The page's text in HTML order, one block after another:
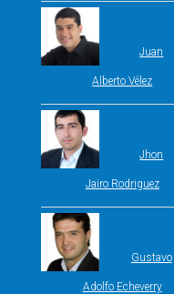
Juan
Alberto Vélez
Jhon
Jairo Rodriguez
Gustavo
Adolfo Echeverry